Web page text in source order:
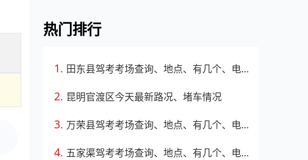
热门排行
田东县驾考考场查询、地点、有几个、电话、上班时间
昆明官渡区今天最新路况、堵车情况
万荣县驾考考场查询、地点、有几个、电话、上班时间
五家渠驾考考场查询、地点、有几个、电话、上班时间